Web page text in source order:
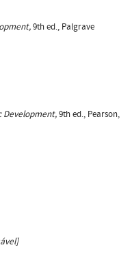
9th ed., Palgrave
Development,9th ed., Pearson,